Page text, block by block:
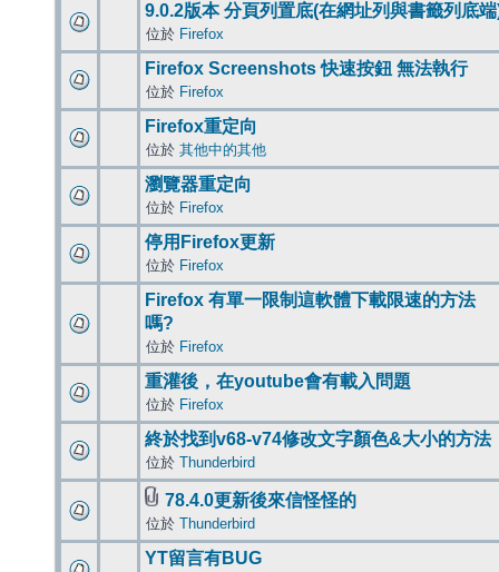
9.0.2版本 分頁列置底(在網址列與書籤列底
位於 Firefox
Firefox Screenshots 快速按鈕 無法執行
位於 Firefox
Firefox重定向
位於 其他中的其他
瀏覽器重定向
位於 Firefox
停用Firefox更新
位於 Firefox
Firefox 有單一限制這軟體下載限速的方法
嗎?
位於 Firefox
重灌後，在youtube會有載入問題
位於 Firefox
終於找到v68-v74修改文字顏色&大小的方法
位於 Thunderbird
78.4.0更新後來信怪怪的
位於 Thunderbird
YT留言有BUG